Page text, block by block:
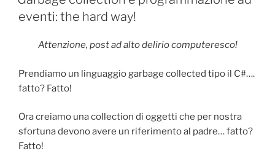
eventi: the hard way!
Attenzione, post ad alto delirio computeresco!
Prendiamo un linguaggio garbage collected tipo il C#….
fatto? Fatto!
Ora creiamo una collection di oggetti che per nostra
sfortuna devono avere un riferimento al padre… fatto?
Fatto!